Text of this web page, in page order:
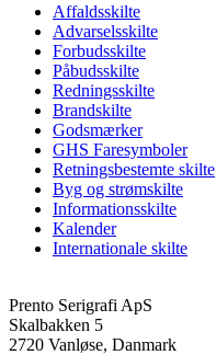
Affaldsskilte
Advarselsskilte
Forbudsskilte
Påbudsskilte
Redningsskilte
Brandskilte
Godsmærker
GHS Faresymboler
Retningsbestemte skilte
Byg og strømskilte
Informationsskilte
Kalender
Internationale skilte
Prento Serigrafi ApS
Skalbakken 5
2720 Vanløse, Danmark